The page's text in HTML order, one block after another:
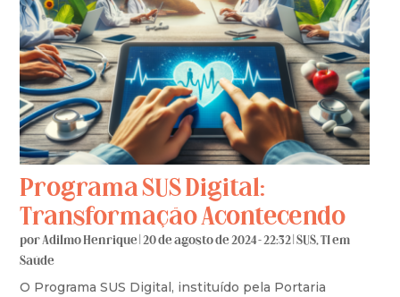
Programa SUS Digital:
Transformação Acontecendo
porAdilmo Henrique|20 de agosto de 2024 - 22:32|SUS,TI em
Saúde
O Programa SUS Digital, instituído pela Portaria